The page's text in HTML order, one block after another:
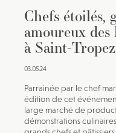
Chefs étoilés,
amoureux
à Saint-
03.05.24
Parrainée par le chef
édition de cet
large marché de
démonstrations